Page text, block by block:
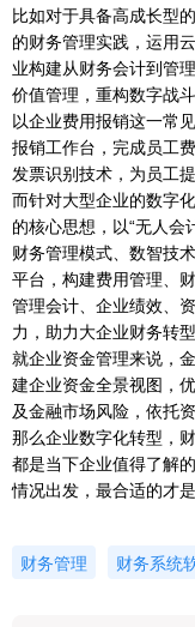
比如对于具备高成长型
的财务管理实践，运用
业构建从财务会计到管
价值管理，重构数字战
以企业费用报销这一常
报销工作台，完成员工
发票识别技术，为员工
而针对大型企业的数字
的核心思想，以“无人会
财务管理模式、数智技
平台，构建费用管理、
管理会计、企业绩效、
力，助力大企业财务转型
就企业资金管理来说，
建企业资金全景视图，
及金融市场风险，依托
那么企业数字化转型，
都是当下企业值得了解
情况出发，最合适的才是
财务管理 财务系统